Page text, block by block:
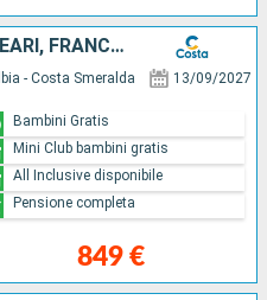
ITALIA, SPAGNA, ISOLE BALEARI, FRANCIA
- Costa Smeralda 13/09/2027
849 €
Bambini Gratis
Mini Club bambini gratis
All Inclusive disponibile
Pensione completa